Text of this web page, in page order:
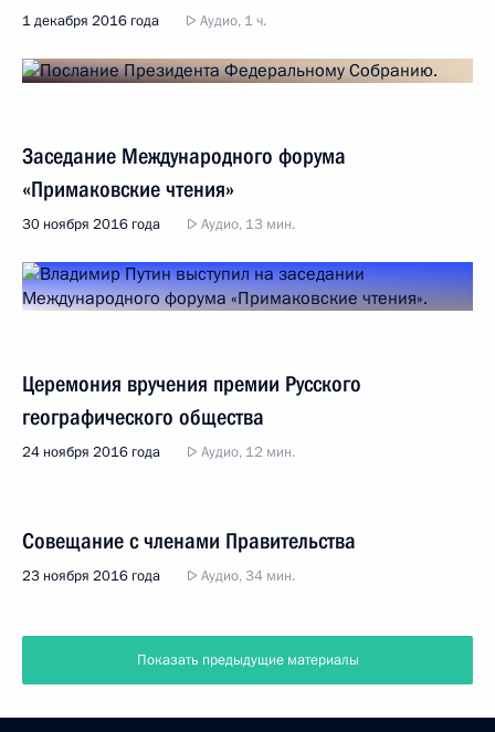
1 декабря 2016 года Аудио, 1 ч.
Заседание Международного форума
«Примаковские чтения»
30 ноября 2016 года Аудио, 13 мин.
Церемония вручения премии Русского
географического общества
24 ноября 2016 года Аудио, 12 мин.
Совещание с членами Правительства
23 ноября 2016 года Аудио, 34 мин.
Показать предыдущие материалы